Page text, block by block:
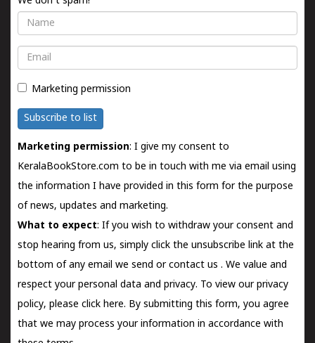
Name
Email
Marketing permission
Subscribe to list
Marketing permission: I give my consent to
KeralaBookStore.com to be in touch with me via email using
the information I have provided in this form for the purpose
of news, updates and marketing.
What to expect: If you wish to withdraw your consent and
stop hearing from us, simply click the unsubscribe link at the
bottom of any email we send orcontact us . We value and
respect your personal data and privacy. To view our privacy
policy, please click here. By submitting this form, you agree
that we may process your information in accordance with